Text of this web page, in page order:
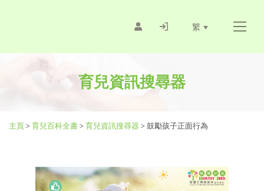
繁
育兒資訊搜尋器
主頁> 育兒百科全書> 育兒資訊搜尋器 > 鼓勵孩子正面行為